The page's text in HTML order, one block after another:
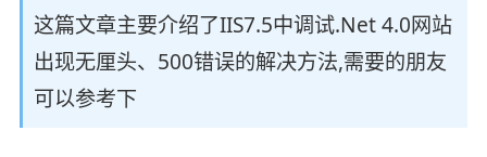
这篇文章主要介绍了IIS7.5中调试.Net 4.0网站
出现无厘头、500错误的解决方法,需要的朋友
可以参考下